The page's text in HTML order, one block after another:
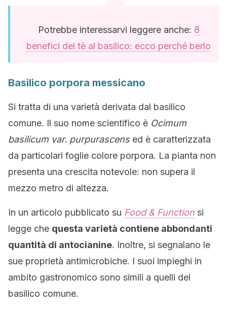
Potrebbe interessarvi leggere anche: 8
benefici del tè al basilico: ecco perché berlo
Basilico porpora messicano
Si tratta di una varietà derivata dal basilico
comune. Il suo nome scientifico è Ocimum
basilicum var. purpurascens ed è caratterizzata
da particolari foglie colore porpora. La pianta non
presenta una crescita notevole: non supera il
mezzo metro di altezza.
In un articolo pubblicato su Food & Function si
legge che questa varietà contiene abbondanti
quantità di antocianine. Inoltre, si segnalano le
sue proprietà antimicrobiche. I suoi impieghi in
ambito gastronomico sono simili a quelli del
basilico comune.